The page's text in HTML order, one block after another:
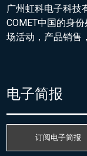
广州虹科电子科技
COMET中国的身
场活动，产品销售
电子简报
订阅电子简报